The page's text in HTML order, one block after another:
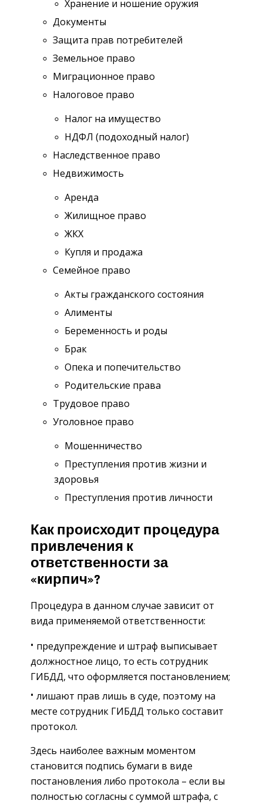
Хранение и ношение оружия
Документы
Защита прав потребителей
Земельное право
Миграционное право
Налоговое право
Налог на имущество
НДФЛ (подоходный налог)
Наследственное право
Недвижимость
Аренда
Жилищное право
ЖКХ
Купля и продажа
Семейное право
Акты гражданского состояния
Алименты
Беременность и роды
Брак
Опека и попечительство
Родительские права
Трудовое право
Уголовное право
Мошенничество
Преступления против жизни и
здоровья
Преступления против личности
Как происходит процедура
привлечения к
ответственности за
«кирпич»?
Процедура в данном случае зависит от
вида применяемой ответственности:
предупреждение и штраф выписывает
должностное лицо, то есть сотрудник
ГИБДД, что оформляется постановлением;
лишают прав лишь в суде, поэтому на
месте сотрудник ГИБДД только составит
протокол.
Здесь наиболее важным моментом
становится подпись бумаги в виде
постановления либо протокола – если вы
полностью согласны с суммой штрафа, с